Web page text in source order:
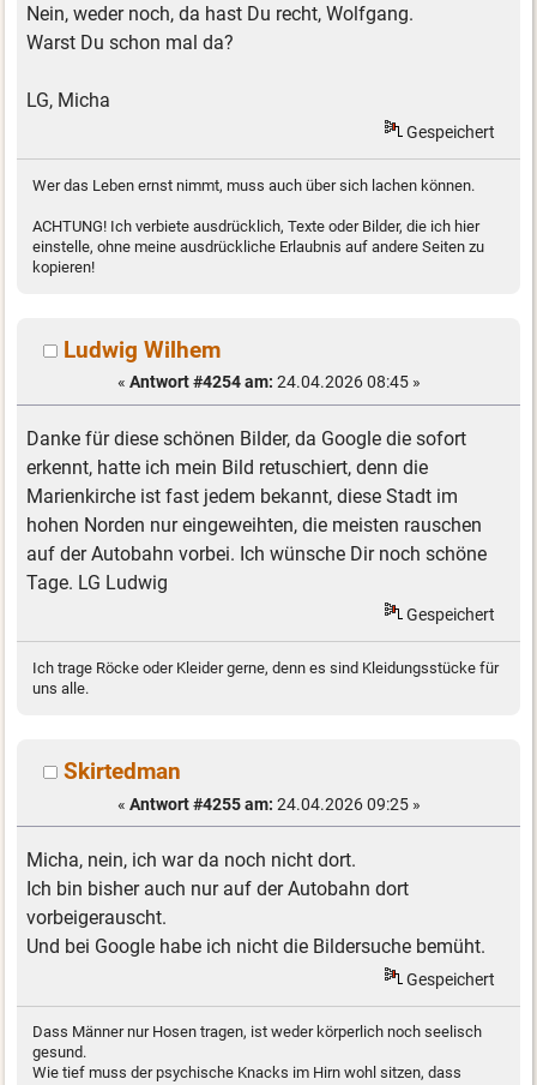
Nein, weder noch, da hast Du recht, Wolfgang.
Warst Du schon mal da?
LG, Micha
Gespeichert
Wer das Leben ernst nimmt, muss auch über sich lachen können.
ACHTUNG! Ich verbiete ausdrücklich, Texte oder Bilder, die ich hier
einstelle, ohne meine ausdrückliche Erlaubnis auf andere Seiten zu
kopieren!
Ludwig Wilhem
« Antwort #4254 am: 24.04.2026 08:45 »
Danke für diese schönen Bilder, da Google die sofort
erkennt, hatte ich mein Bild retuschiert, denn die
Marienkirche ist fast jedem bekannt, diese Stadt im
hohen Norden nur eingeweihten, die meisten rauschen
auf der Autobahn vorbei. Ich wünsche Dir noch schöne
Tage. LG Ludwig
Gespeichert
Ich trage Röcke oder Kleider gerne, denn es sind Kleidungsstücke für
uns alle.
Skirtedman
« Antwort #4255 am: 24.04.2026 09:25 »
Micha, nein, ich war da noch nicht dort.
Ich bin bisher auch nur auf der Autobahn dort
vorbeigerauscht.
Und bei Google habe ich nicht die Bildersuche bemüht.
Gespeichert
Dass Männer nur Hosen tragen, ist weder körperlich noch seelisch
gesund.
Wie tief muss der psychische Knacks im Hirn wohl sitzen, dass